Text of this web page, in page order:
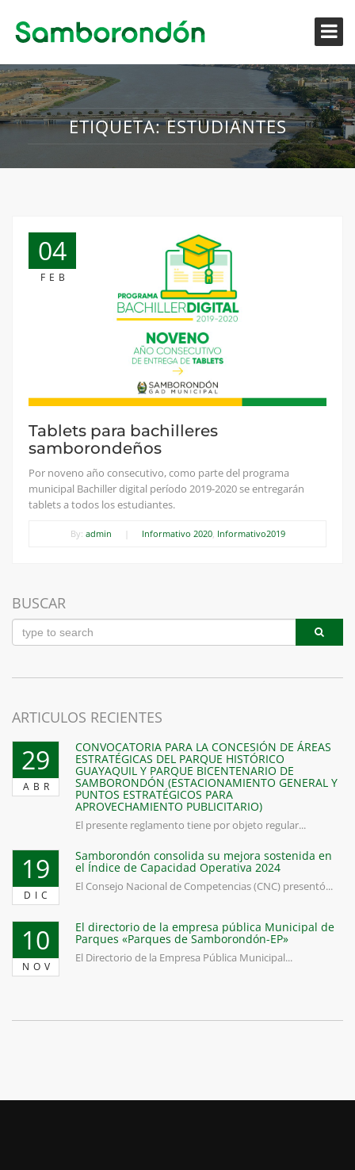
ETIQUETA:ESTUDIANTES
04
FEB
Tablets para bachilleres
samborondeños
Por noveno año consecutivo, como parte del programa
municipal Bachiller digital período 2019-2020 se entregarán
tablets a todos los estudiantes.
By: admin Informativo 2020, Informativo2019
BUSCAR
ARTICULOS RECIENTES
29
ABR
CONVOCATORIA PARA LA CONCESIÓN DE ÁREAS
ESTRATÉGICAS DEL PARQUE HISTÓRICO
GUAYAQUIL Y PARQUE BICENTENARIO DE
SAMBORONDÓN (ESTACIONAMIENTO GENERAL Y
PUNTOS ESTRATÉGICOS PARA
APROVECHAMIENTO PUBLICITARIO)
El presente reglamento tiene por objeto regular...
19
DIC
Samborondón consolida su mejora sostenida en
el Índice de Capacidad Operativa 2024
El Consejo Nacional de Competencias (CNC) presentó...
10
NOV
El directorio de la empresa pública Municipal de
Parques «Parques de Samborondón-EP»
El Directorio de la Empresa Pública Municipal...